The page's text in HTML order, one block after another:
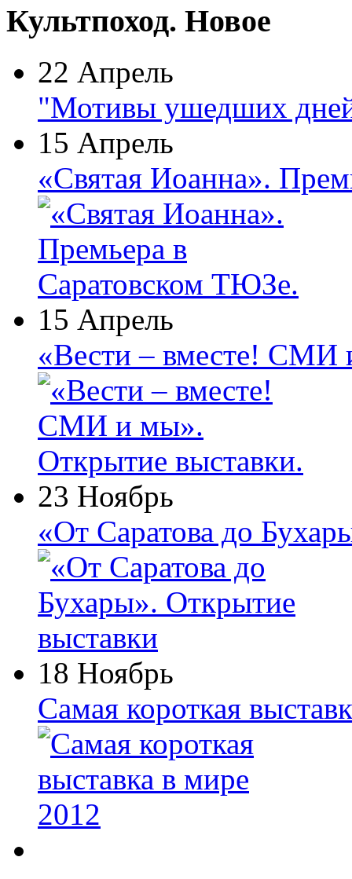
Культпоход. Новое
22 Апрель
"Мотивы ушедших
15 Апрель
«Святая Иоанна».
15 Апрель
«Вести – вместе! СМИ
23 Ноябрь
«От Саратова до
18 Ноябрь
Самая короткая